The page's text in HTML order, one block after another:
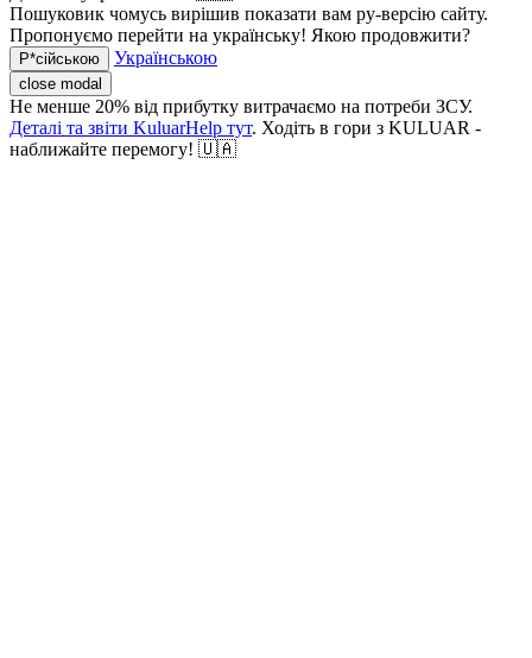
Пошуковик чомусь вирішив показати вам ру-версію сайту.
Пропонуємо перейти на українську! Якою продовжити?
Р*сійською Українською
close modal
Не менше 20% від прибутку витрачаємо на потреби ЗСУ.
Деталі та звіти KuluarHelp тут. Ходіть в гори з KULUAR -
наближайте перемогу! 🇺🇦